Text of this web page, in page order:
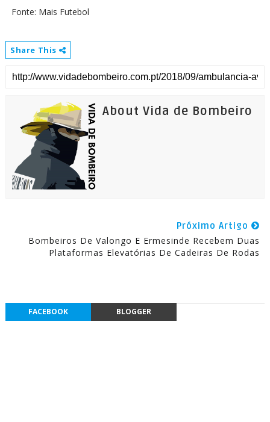
Fonte: Mais Futebol
Share This
About Vida de Bombeiro
Próximo Artigo
Bombeiros De Valongo E Ermesinde Recebem Duas
Plataformas Elevatórias De Cadeiras De Rodas
FACEBOOK BLOGGER